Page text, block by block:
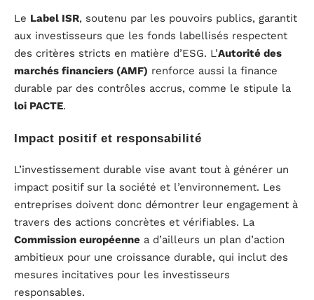
Le Label ISR, soutenu par les pouvoirs publics, garantit
aux investisseurs que les fonds labellisés respectent
des critères stricts en matière d’ESG. L’Autorité des
marchés financiers (AMF) renforce aussi la finance
durable par des contrôles accrus, comme le stipule la
loi PACTE.
Impact positif et responsabilité
L’investissement durable vise avant tout à générer un
impact positif sur la société et l’environnement. Les
entreprises doivent donc démontrer leur engagement à
travers des actions concrètes et vérifiables. La
Commission européenne a d’ailleurs un plan d’action
ambitieux pour une croissance durable, qui inclut des
mesures incitatives pour les investisseurs
responsables.